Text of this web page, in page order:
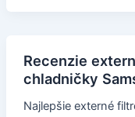
Recenzie
chladničky
Najlepšie externé